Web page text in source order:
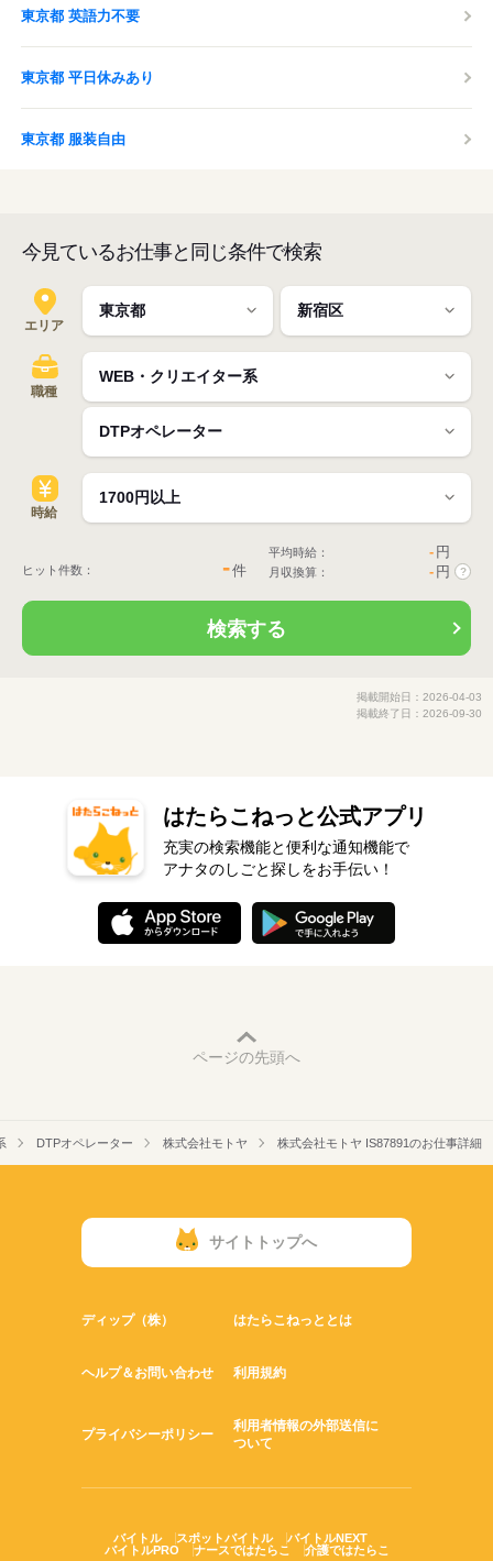
東京都 英語力不要
東京都 平日休みあり
東京都 服装自由
今見ているお仕事と同じ条件で検索
エリア
職種
時給
ヒット件数： -件
平均時給： - 円
月収換算： - 円 ?
検索する
掲載開始日：2026-04-03
掲載終了日：2026-09-30
はたらこねっと公式アプリ
充実の検索機能と便利な通知機能で
アナタのしごと探しをお手伝い！
ページの先頭へ
DTPオペレーター 株式会社モトヤ 株式会社モトヤ IS87891のお仕事詳細
サイトトップへ
ディップ（株） はたらこねっととは
ヘルプ＆お問い合わせ 利用規約
プライバシーポリシー
利用者情報の外部送信に
ついて
バイトル スポットバイトル
バイトルNEXT
バイトルPRO
ナースではたらこ 介護ではたらこ